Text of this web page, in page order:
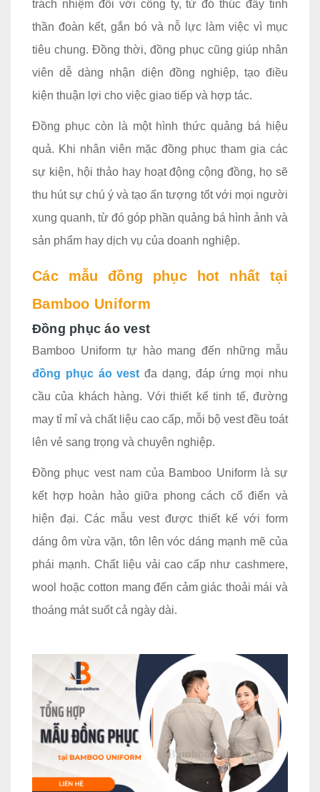
trách nhiệm đối với công ty, từ đó thúc đẩy tinh
thần đoàn kết, gắn bó và nỗ lực làm việc vì mục
tiêu chung. Đồng thời, đồng phục cũng giúp nhân
viên dễ dàng nhận diện đồng nghiệp, tạo điều
kiện thuận lợi cho việc giao tiếp và hợp tác.
Đồng phục còn là một hình thức quảng bá hiệu
quả. Khi nhân viên mặc đồng phục tham gia các
sự kiện, hội thảo hay hoạt động cộng đồng, họ sẽ
thu hút sự chú ý và tạo ấn tượng tốt với mọi người
xung quanh, từ đó góp phần quảng bá hình ảnh và
sản phẩm hay dịch vụ của doanh nghiệp.
Các mẫu đồng phục hot nhất tại
Bamboo Uniform
Đồng phục áo vest
Bamboo Uniform tự hào mang đến những mẫu
đồng phục áo vest đa dạng, đáp ứng mọi nhu
cầu của khách hàng. Với thiết kế tinh tế, đường
may tỉ mỉ và chất liệu cao cấp, mỗi bộ vest đều toát
lên vẻ sang trọng và chuyên nghiệp.
Đồng phục vest nam của Bamboo Uniform là sự
kết hợp hoàn hảo giữa phong cách cổ điển và
hiện đại. Các mẫu vest được thiết kế với form
dáng ôm vừa vặn, tôn lên vóc dáng mạnh mẽ của
phái mạnh. Chất liệu vải cao cấp như cashmere,
wool hoặc cotton mang đến cảm giác thoải mái và
thoáng mát suốt cả ngày dài.